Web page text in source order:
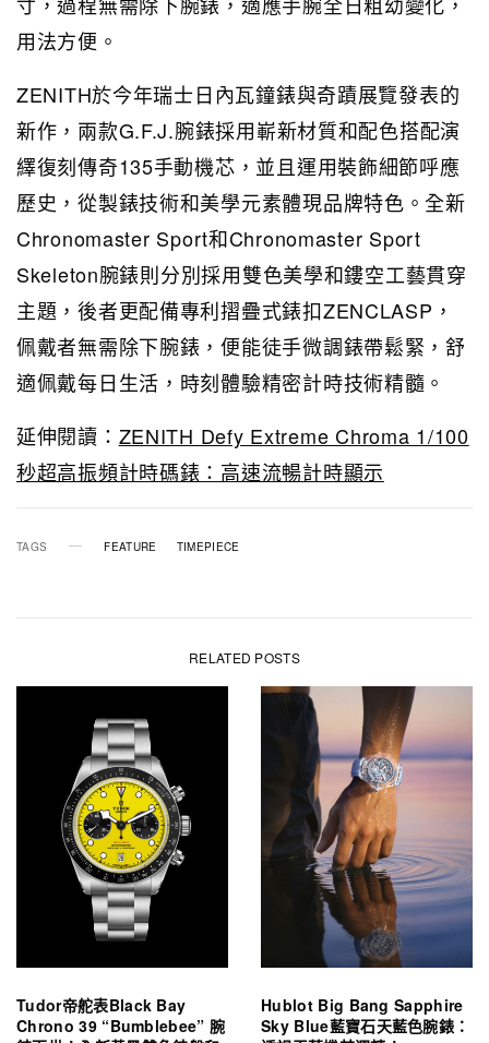
用法方便。
ZENITH於今年瑞士日內瓦鐘錶與奇蹟展覽發表的
新作，兩款G.F.J.腕錶採用嶄新材質和配色搭配演
繹復刻傳奇135手動機芯，並且運用裝飾細節呼應
歷史，從製錶技術和美學元素體現品牌特色。全新
Chronomaster Sport和Chronomaster Sport
Skeleton腕錶則分別採用雙色美學和鏤空工藝貫穿
主題，後者更配備專利摺疊式錶扣ZENCLASP，
佩戴者無需除下腕錶，便能徒手微調錶帶鬆緊，舒
適佩戴每日生活，時刻體驗精密計時技術精髓。
延伸閱讀： ZENITH Defy Extreme Chroma 1/100
秒超高振頻計時碼錶：高速流暢計時顯示
TAGS FEATURE TIMEPIECE
RELATED POSTS
Tudor帝舵表Black Bay
Chrono 39 “Bumblebee” 腕
Hublot Big Bang Sapphire
Sky Blue藍寶石天藍色腕錶：